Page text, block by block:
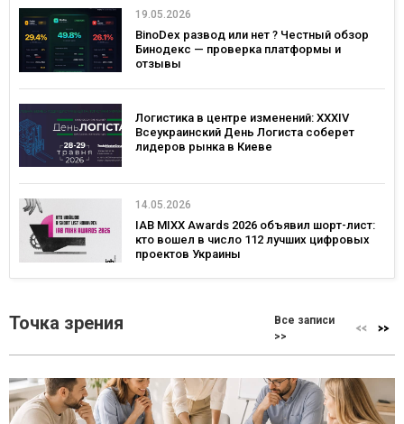
19.05.2026
BinoDex развод или нет ? Честный обзор
Бинодекс — проверка платформы и
отзывы
Логистика в центре изменений: XXXIV
Всеукраинский День Логиста соберет
лидеров рынка в Киеве
14.05.2026
IAB MIXX Awards 2026 объявил шорт-лист:
кто вошел в число 112 лучших цифровых
проектов Украины
Точка зрения
Все записи
>>